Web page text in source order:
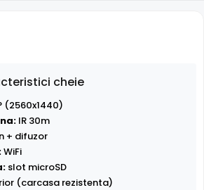
cheie
(2560x1440)
IR 30m
+ difuzor
WiFi
slot microSD
(carcasa rezistenta)